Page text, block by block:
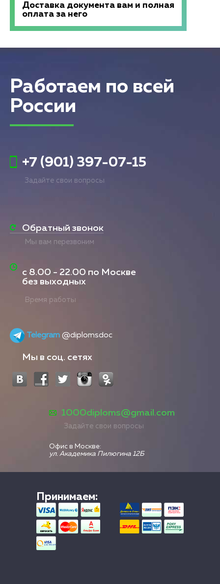
Доставка документа вам и полная
оплата за него
Работаем по всей
России
+7 (901) 397-07-15
Задайте свои вопросы
Обратный звонок
Мы вам перезвоним
с 8.00 - 22.00 по Москве
без выходных
Время работы
Telegram @diplomsdoc
Мы в соц. сетях
1000diploms@gmail.com
Задайте свои вопросы
Офис в Москве:
ул. Академика Пилюгина 12Б
Принимаем: